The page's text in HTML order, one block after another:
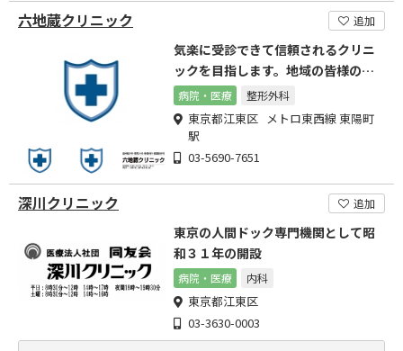
六地蔵クリニック 追加
気楽に受診できて信頼されるクリニ
ックを目指します。地域の皆様のた
めに・・・
病院・医療 整形外科
東京都江東区 メトロ東西線 東陽町
駅
03-5690-7651
深川クリニック 追加
東京の人間ドック専門機関として昭
和３１年の開設
病院・医療 内科
東京都江東区
03-3630-0003